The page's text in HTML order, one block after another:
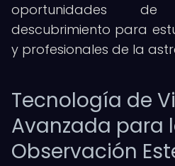
oportunidades
descubrimiento para
y profesionales de la
Tecnología de
Avanzada para
Observación